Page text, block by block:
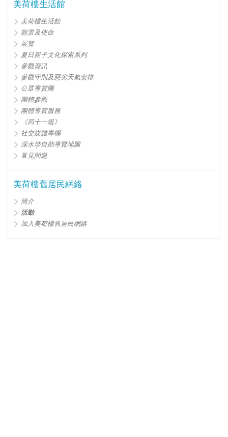
美荷樓生活館
美荷樓生活館
願景及使命
展覽
夏日親子文化探索系列
參觀資訊
參觀守則及惡劣天氣安排
公眾導賞團
團體參觀
團體導賞服務
《四十一報》
社交媒體專欄
深水埗自助導覽地圖
常見問題
美荷樓舊居民網絡
簡介
活動
加入美荷樓舊居民網絡